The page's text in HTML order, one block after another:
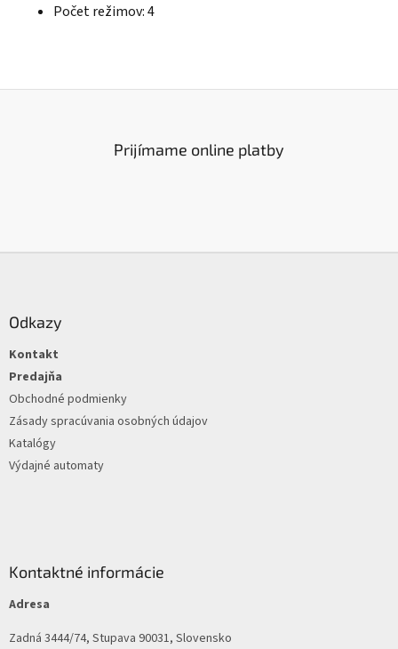
Počet režimov: 4
Prijímame online platby
Odkazy
Kontakt
Predajňa
Obchodné podmienky
Zásady spracúvania osobných údajov
Katalógy
Výdajné automaty
Kontaktné informácie
Adresa
Zadná 3444/74, Stupava 90031, Slovensko